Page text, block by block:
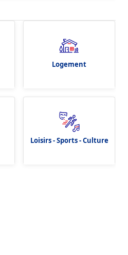
Logement
Loisirs - Sports - Culture